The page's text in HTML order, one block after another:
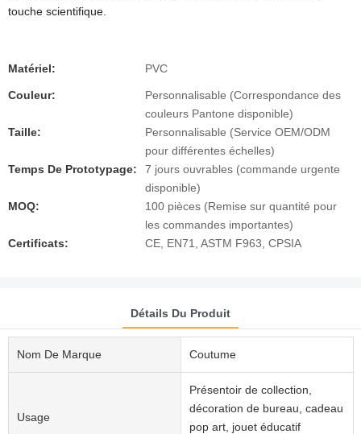
touche scientifique.
Matériel: PVC
Couleur:
Personnalisable (Correspondance des
couleurs Pantone disponible)
Taille:
Personnalisable (Service OEM/ODM
pour différentes échelles)
Temps De Prototypage:
7 jours ouvrables (commande urgente
disponible)
MOQ:
100 pièces (Remise sur quantité pour
les commandes importantes)
Certificats:
CE, EN71, ASTM F963, CPSIA
Détails Du Produit
Nom De Marque Coutume
Usage
Présentoir de collection,
décoration de bureau, cadeau
pop art, jouet éducatif